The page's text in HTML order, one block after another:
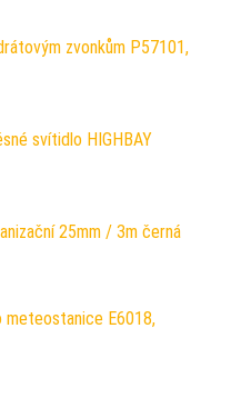
zvonkům P57101,
svítidlo HIGHBAY
25mm / 3m černá
E6018,